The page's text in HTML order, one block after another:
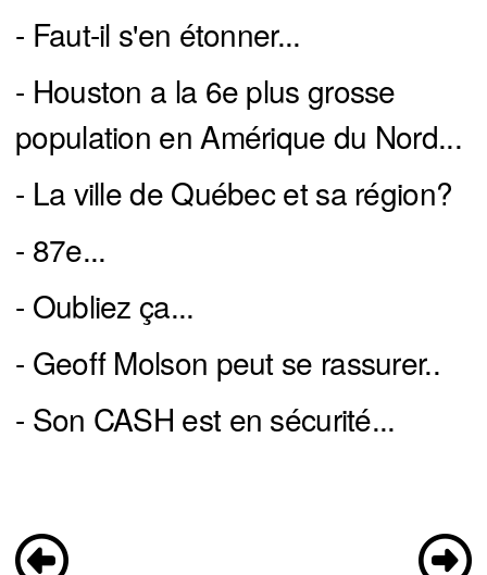
- Faut-il s'en étonner...
- Houston a la 6e plus grosse
population en Amérique du Nord...
- La ville de Québec et sa région?
- 87e...
- Oubliez ça...
- Geoff Molson peut se rassurer..
- Son CASH est en sécurité...